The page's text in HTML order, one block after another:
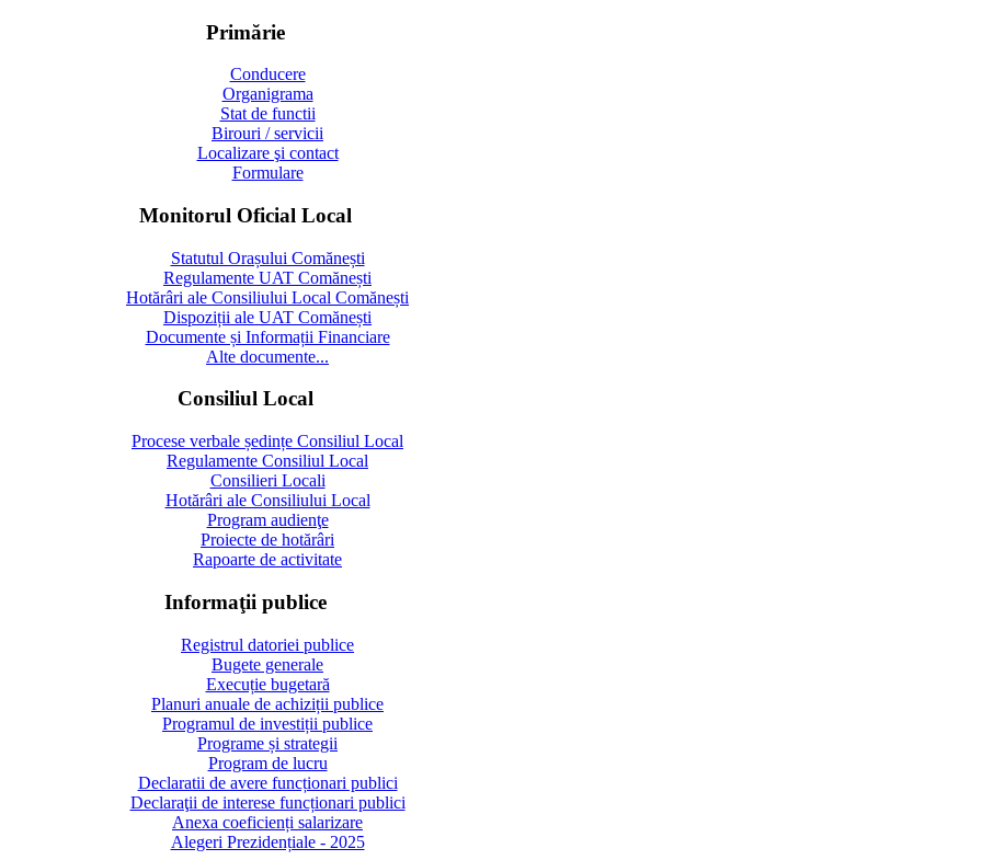
Primărie
Conducere
Organigrama
Stat de functii
Birouri / servicii
Localizare şi contact
Formulare
Monitorul Oficial Local
Statutul Orașului Comănești
Regulamente UAT Comănești
Hotărâri ale Consiliului Local Comănești
Dispoziții ale UAT Comănești
Documente și Informații Financiare
Alte documente...
Consiliul Local
Procese verbale ședințe Consiliul Local
Regulamente Consiliul Local
Consilieri Locali
Hotărâri ale Consiliului Local
Program audienţe
Proiecte de hotărâri
Rapoarte de activitate
Informaţii publice
Registrul datoriei publice
Bugete generale
Execuție bugetară
Planuri anuale de achiziții publice
Programul de investiții publice
Programe și strategii
Program de lucru
Declaratii de avere funcționari publici
Declaraţii de interese funcționari publici
Anexa coeficienți salarizare
Alegeri Prezidențiale - 2025